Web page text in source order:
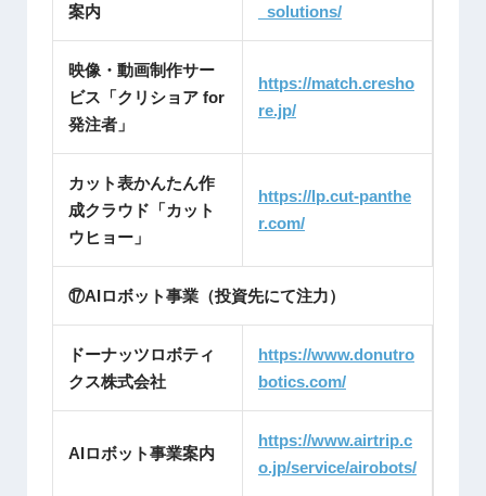
案内
_solutions/
映像・動画制作サー
ビス「クリショア for
発注者」
https://match.cresho
re.jp/
カット表かんたん作
成クラウド「カット
ウヒョー」
https://lp.cut-panthe
r.com/
⑰AIロボット事業（投資先にて注力）
ドーナッツロボティ
クス株式会社
https://www.donutro
botics.com/
AIロボット事業案内
https://www.airtrip.c
o.jp/service/airobots/